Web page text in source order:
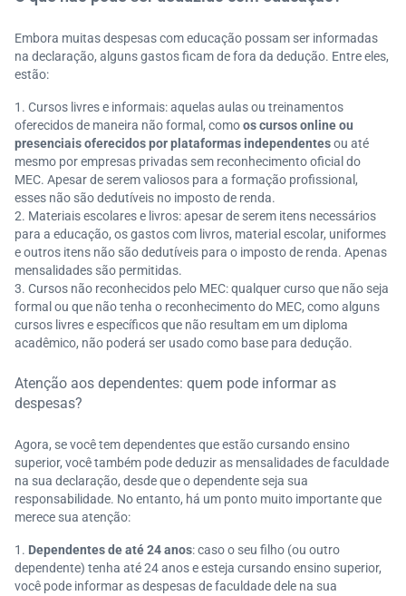
Embora muitas despesas com educação possam ser informadas
na declaração, alguns gastos ficam de fora da dedução. Entre eles,
estão:
Cursos livres e informais: aquelas aulas ou treinamentos
oferecidos de maneira não formal, comoos cursos online ou
presenciais oferecidos por plataformas independentesou até
mesmo por empresas privadas sem reconhecimento oficial do
MEC. Apesar de serem valiosos para a formação profissional,
esses não são dedutíveis no imposto de renda.
Materiais escolares e livros: apesar de serem itens necessários
para a educação, os gastos com livros, material escolar, uniformes
e outros itens não são dedutíveis para o imposto de renda. Apenas
mensalidades são permitidas.
Cursos não reconhecidos pelo MEC: qualquer curso que não seja
formal ou que não tenha o reconhecimento do MEC, como alguns
cursos livres e específicos que não resultam em um diploma
acadêmico, não poderá ser usado como base para dedução.
Atenção aos dependentes: quem pode informar as
despesas?
Agora, se você tem dependentes que estão cursando ensino
superior, você também pode deduzir as mensalidades de faculdade
na sua declaração, desde que o dependente seja sua
responsabilidade. No entanto, há um ponto muito importante que
merece sua atenção:
Dependentes de até 24 anos: caso o seu filho (ou outro
dependente) tenha até 24 anos e esteja cursando ensino superior,
você pode informar as despesas de faculdade dele na sua